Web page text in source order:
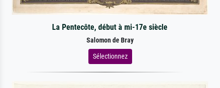
La Pentecôte, début à mi-17e siècle
Salomon de Bray
Sélectionnez